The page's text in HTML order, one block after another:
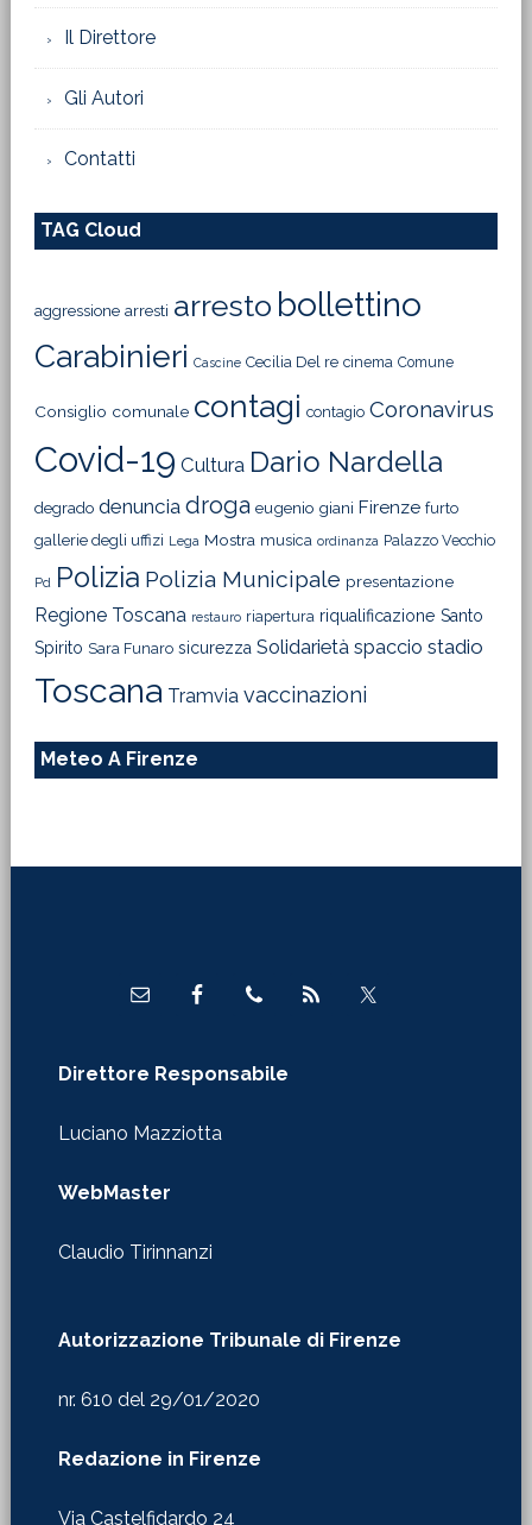
Il Direttore
Gli Autori
Contatti
TAG Cloud
aggressione arresti arresto bollettino
Carabinieri Cascine Cecilia Del re cinema Comune
Consiglio comunale contagi contagio Coronavirus
Covid-19 Cultura Dario Nardella
degrado denuncia droga eugenio giani Firenze furto
gallerie degli uffizi Lega Mostra musica ordinanza Palazzo Vecchio
Pd Polizia Polizia Municipale presentazione
Regione Toscana restauro riapertura riqualificazione Santo
Spirito Sara Funaro sicurezza Solidarietà spaccio stadio
Toscana Tramvia vaccinazioni
Meteo A Firenze
Direttore Responsabile
Luciano Mazziotta
WebMaster
Claudio Tirinnanzi
Autorizzazione Tribunale di Firenze
nr. 610 del 29/01/2020
Redazione in Firenze
Via Castelfidardo 24